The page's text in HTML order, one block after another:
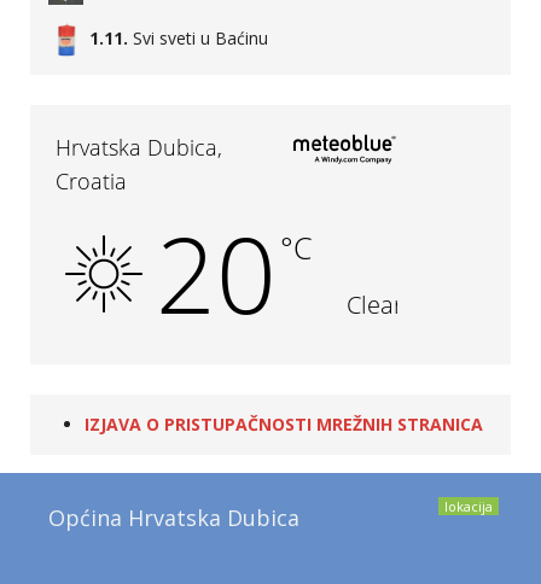
1.11. Svi sveti u Baćinu
IZJAVA O PRISTUPAČNOSTI MREŽNIH STRANICA
lokacija
Općina Hrvatska Dubica